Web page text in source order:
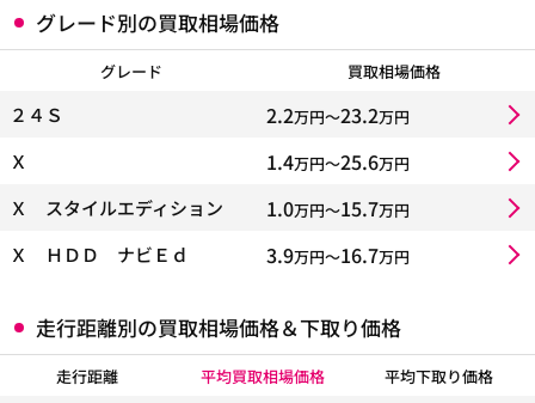
グレード別の買取相場価格
グレード 買取相場価格
２４Ｓ 2.2万円〜23.2万円
Ｘ 1.4万円〜25.6万円
Ｘ スタイルエディション 1.0万円〜15.7万円
Ｘ ＨＤＤ ナビＥｄ 3.9万円〜16.7万円
走行距離別の買取相場価格＆下取り価格
走行距離 平均買取相場価格 平均下取り価格